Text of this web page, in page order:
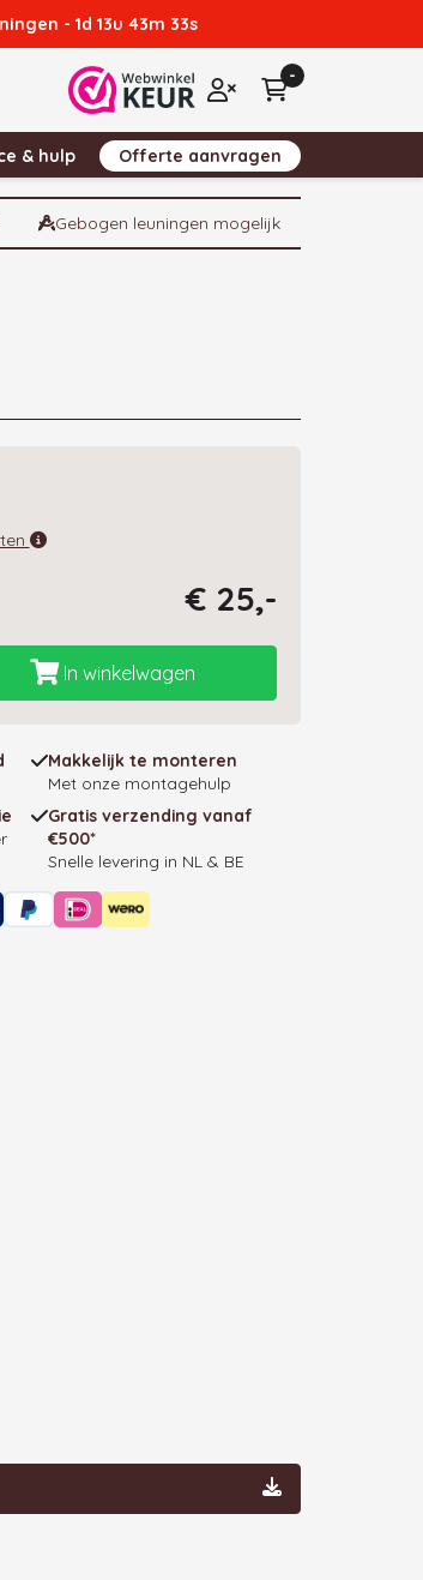
- 1d 13u 43m 32s
-
Winkelwagen
& hulp Offerte aanvragen
Gebogen leuningen mogelijk
€ 25,-
In winkelwagen
Makkelijk te monteren
Met onze montagehulp
Gratis verzending vanaf
€500*
Snelle levering in NL & BE